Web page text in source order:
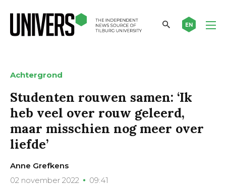
EN
Achtergrond
Studenten rouwen samen: ‘Ik
heb veel over rouw geleerd,
maar misschien nog meer over
liefde’
Anne Grefkens
02 november 2022
09:41